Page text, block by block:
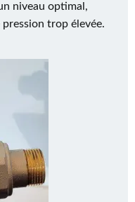
niveau optimal,
trop élevée.